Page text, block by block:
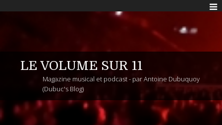
LE VOLUME SUR 11
Magazine musical et podcast - par Antoine Dubuquoy
(Dubuc's Blog)